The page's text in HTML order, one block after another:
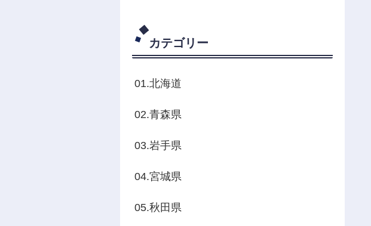
カテゴリー
01.北海道
02.青森県
03.岩手県
04.宮城県
05.秋田県